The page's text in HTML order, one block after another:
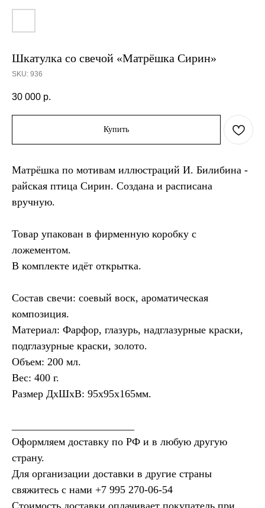
Шкатулка со свечой «Матрёшка Сирин»
SKU: 936
30 000 р.
Купить
Матрёшка по мотивам иллюстраций И. Билибина -
райская птица Сирин. Создана и расписана
вручную.
Товар упакован в фирменную коробку с
ложементом.
В комплекте идёт открытка.
Состав свечи: соевый воск, ароматическая
композиция.
Материал: Фарфор, глазурь, надглазурные краски,
подглазурные краски, золото.
Объем: 200 мл.
Вес: 400 г.
Размер ДхШхВ: 95х95х165мм.
Оформляем доставку по РФ и в любую другую
страну.
Для организации доставки в другие страны
свяжитесь с нами ‪ +7 995 270‑06‑54‬